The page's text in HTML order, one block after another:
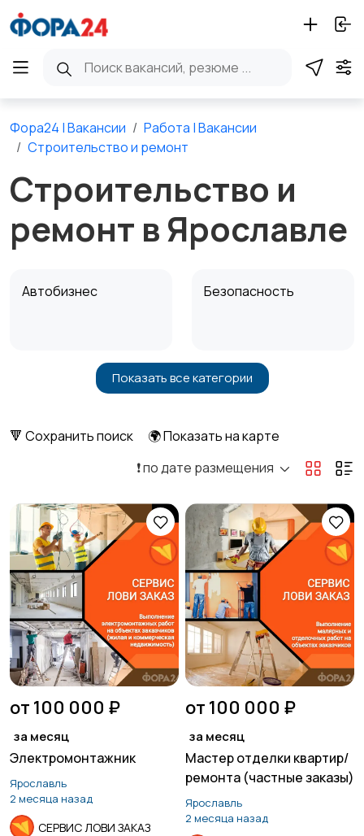
Фора24 | Вакансии
Работа | Вакансии
Строительство и ремонт
Строительство и
ремонт в Ярославле
Автобизнес Безопасность
Бытовые услуги и
Высший менеджмент
Добыча сырья,
Домашний персонал Издательства и СМИ
Информационные
технологии
Искусство и
развлечения
Курьеры | Доставка Магазины
Показать все категории
🔻 Сохранить поиск
🌍 Показать на карте
❗️ по дате размещения
от 100 000 ₽
за месяц
Электромонтажник
Ярославль
2 месяца назад
СЕРВИС ЛОВИ ЗАКАЗ
от 100 000 ₽
за месяц
Мастер отделки квартир/
ремонта (частные заказы)
Ярославль
2 месяца назад